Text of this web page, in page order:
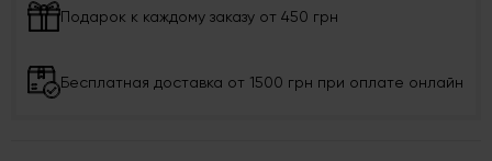
Подарок к каждому заказу от 450 грн
Бесплатная доставка от 1500 грн при оплате онлайн